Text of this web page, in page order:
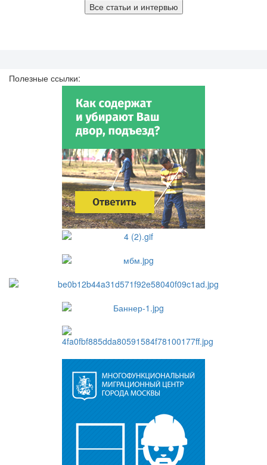
Все статьи и интервью
Полезные ссылки: